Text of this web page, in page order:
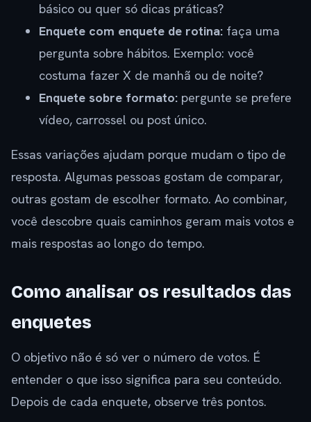
básico ou quer só dicas práticas?
Enquete com enquete de rotina: faça uma
pergunta sobre hábitos. Exemplo: você
costuma fazer X de manhã ou de noite?
Enquete sobre formato: pergunte se prefere
vídeo, carrossel ou post único.
Essas variações ajudam porque mudam o tipo de
resposta. Algumas pessoas gostam de comparar,
outras gostam de escolher formato. Ao combinar,
você descobre quais caminhos geram mais votos e
mais respostas ao longo do tempo.
Como analisar os resultados das
enquetes
O objetivo não é só ver o número de votos. É
entender o que isso significa para seu conteúdo.
Depois de cada enquete, observe três pontos.